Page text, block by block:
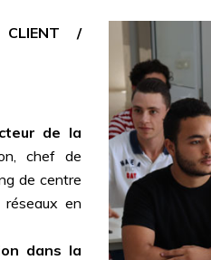
CLIENT /
de la
chef de
de centre
réseaux en
dans la